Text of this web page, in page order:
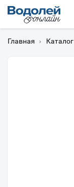
Главная › Каталог